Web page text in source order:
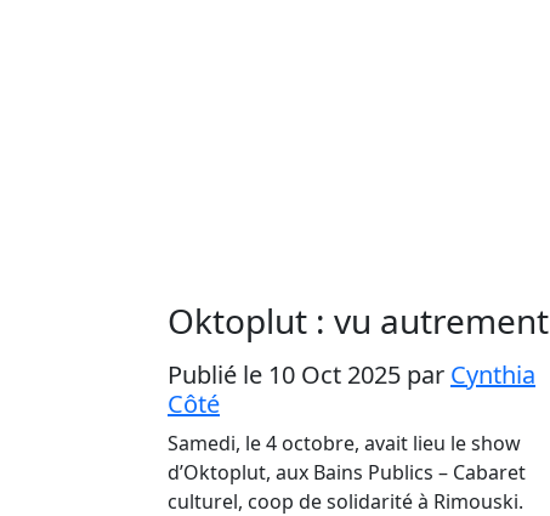
Oktoplut : vu autrement
Publié le 10 Oct 2025 par Cynthia
Côté
Samedi, le 4 octobre, avait lieu le show
d’Oktoplut, aux Bains Publics – Cabaret
culturel, coop de solidarité à Rimouski.